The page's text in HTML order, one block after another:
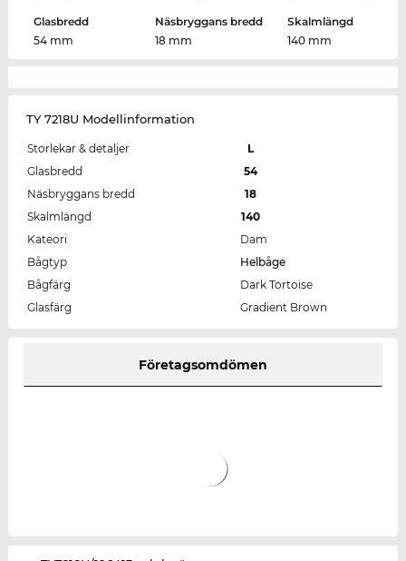
Glasbredd
54 mm
Näsbryggans bredd
18 mm
Skalmlängd
140 mm
TY 7218U Modellinformation
Storlekar & detaljer
L
Glasbredd
54
Näsbryggans bredd
18
Skalmlängd
140
Kateori
Dam
Bågtyp
Helbåge
Bågfärg
Dark Tortoise
Glasfärg
Gradient Brown
Företagsomdömen